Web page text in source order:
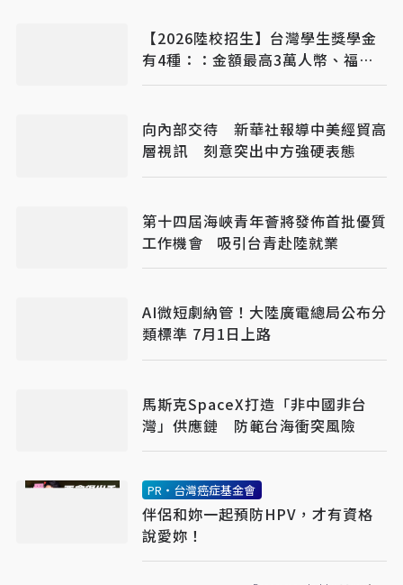
【2026陸校招生】台灣學生獎學金
有4種：：金額最高3萬人幣、福建
省機會多
向內部交待 新華社報導中美經貿高
層視訊 刻意突出中方強硬表態
第十四屆海峽青年薈將發佈首批優質
工作機會 吸引台青赴陸就業
AI微短劇納管！大陸廣電總局公布分
類標準 7月1日上路
馬斯克SpaceX打造「非中國非台
灣」供應鏈 防範台海衝突風險
PR・台灣癌症基金會
伴侶和妳一起預防HPV，才有資格
說愛妳！